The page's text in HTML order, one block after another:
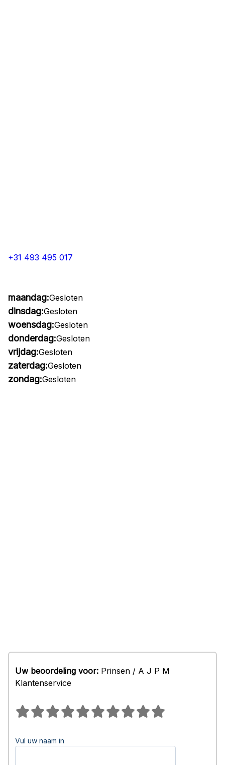
+31 493 495 017
maandag:Gesloten
dinsdag:Gesloten
woensdag:Gesloten
donderdag:Gesloten
vrijdag:Gesloten
zaterdag:Gesloten
zondag:Gesloten
Uw beoordeling voor: Prinsen / A J P M
Klantenservice
Vul uw naam in